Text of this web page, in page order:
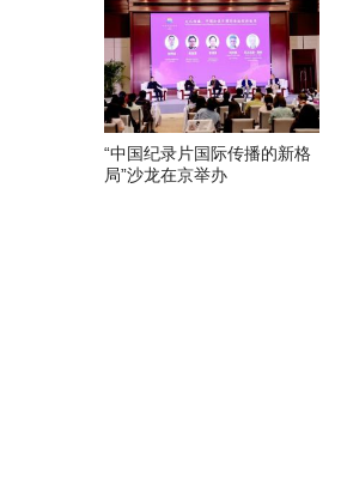
“中国纪录片国际传播的新格
局”沙龙在京举办